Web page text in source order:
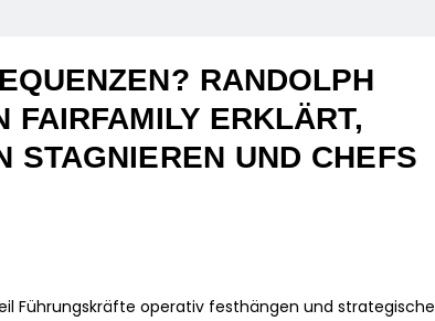
RANDOLPH
FAIRFAMILY ERKLÄRT,
STAGNIEREN UND CHEFS
Führungskräfte operativ festhängen und strategische